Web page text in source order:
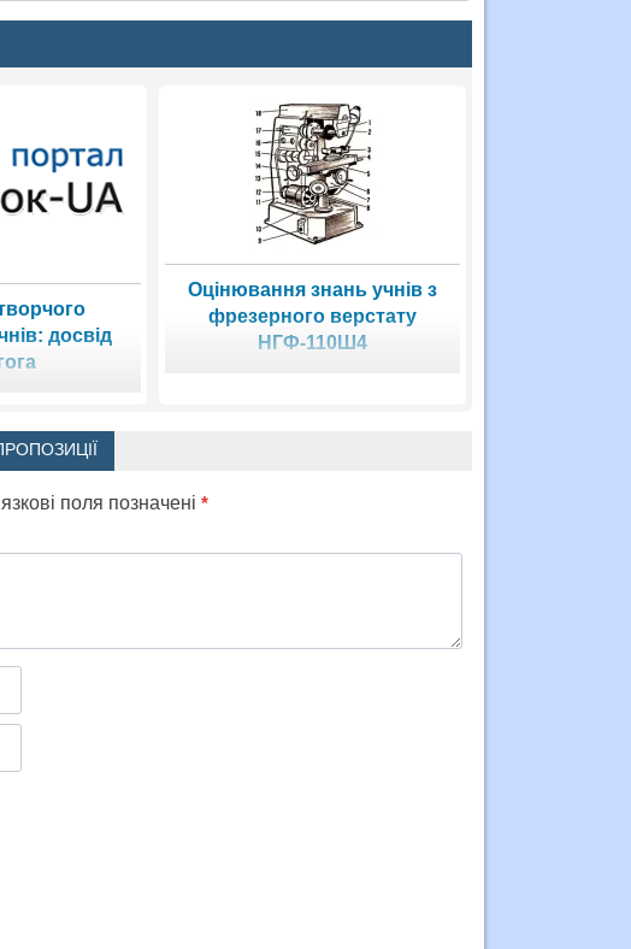
досвід
Оцінювання знань учнів з
фрезерного верстату
НГФ-110Ш4
поля позначені *